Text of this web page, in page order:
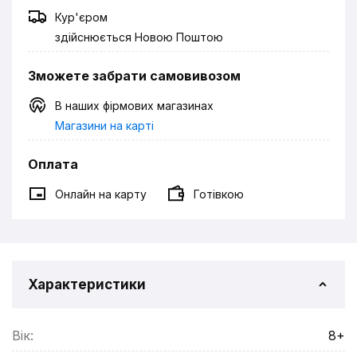
Кур'єром
здійснюється Новою Поштою
Зможете забрати самовивозом
В наших фірмових магазинах
Магазини на карті
Оплата
Онлайн на карту Готівкою
Характеристики
Вік: 8+